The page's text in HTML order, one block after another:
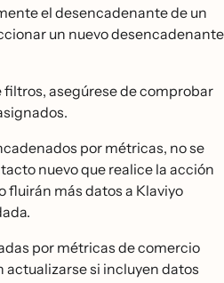
el desencadenante de un
un nuevo desencadenante
filtros, asegúrese de comprobar
por métricas, no se
nuevo que realice la acción
fluirán más datos a Klaviyo
por métricas de comercio
si incluyen datos